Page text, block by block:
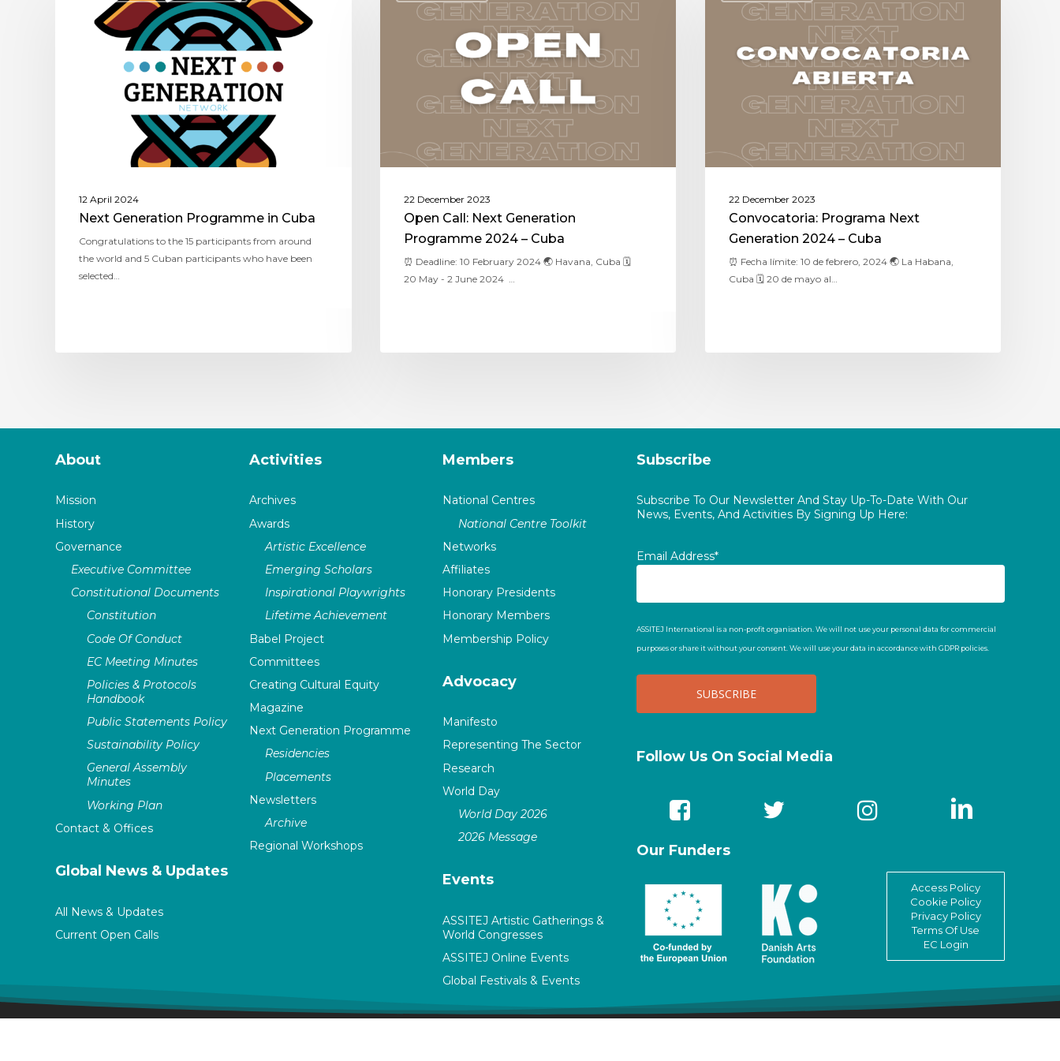
12 April 2024
Next Generation Programme in Cuba
Congratulations to the 15 participants from around
the world and 5 Cuban participants who have been
selected…
22 December 2023
Open Call: Next Generation
Programme 2024 – Cuba
⏰ Deadline: 10 February 2024 🌏 Havana, Cuba 🗓
20 May - 2 June 2024 …
22 December 2023
Convocatoria: Programa Next
Generation 2024 – Cuba
⏰ Fecha límite: 10 de febrero, 2024 🌏 La Habana,
Cuba 🗓 20 de mayo al…
About
Mission
History
Governance
Executive Committee
Constitutional Documents
Constitution
Code Of Conduct
EC Meeting Minutes
Policies & Protocols
Handbook
Public Statements Policy
Sustainability Policy
General Assembly
Minutes
Working Plan
Contact & Offices
Global News & Updates
All News & Updates
Current Open Calls
Activities
Archives
Awards
Artistic Excellence
Emerging Scholars
Inspirational Playwrights
Lifetime Achievement
Babel Project
Committees
Creating Cultural Equity
Magazine
Next Generation Programme
Residencies
Placements
Newsletters
Archive
Regional Workshops
Members
National Centres
National Centre Toolkit
Networks
Affiliates
Honorary Presidents
Honorary Members
Membership Policy
Advocacy
Manifesto
Representing The Sector
Research
World Day
World Day 2026
2026 Message
Events
ASSITEJ Artistic Gatherings &
World Congresses
ASSITEJ Online Events
Global Festivals & Events
Subscribe
Subscribe To Our Newsletter And Stay Up-To-Date With Our
News, Events, And Activities By Signing Up Here:
Email Address*
ASSITEJ International is a non-profit organisation. We will not use your personal data for commercial
purposes or share it without your consent. We will use your data in accordance with GDPR policies.
Follow Us On Social Media
Our Funders
Access Policy
Cookie Policy
Privacy Policy
Terms Of Use
EC Login